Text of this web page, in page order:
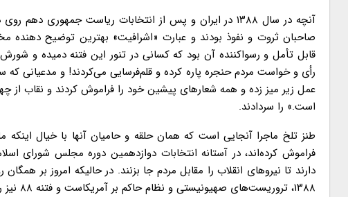
آنچه در سال ۱۳۸۸ در ایران و پس از انتخابات ریاست
صاحبان ثروت و نفوذ بودند و عبارت «اشرافیت» بهترین توضیح دهنده
رأی و خواست مردم حنجره پاره کرده و قلم‌فرسایی می‌کردند! و مدعیانی که
عمل زیر میز زده و همه شعارهای پیشین خود را فراموش کردند و نقاب از
است.» را سردادند.
فراموش کرده‌اند، در آستانه انتخابات دوازدهمین دوره مجلس
دارند تا نیروهای انقلاب را مقابل مردم جا بزنند. در حالیکه امروز بر
۱۳۸۸، تروریست‌های صهیونیستی و نظام حاکم بر آمریکاست و فتنه ۸۸ نیز ریشه‌ای آمریکایی صهیونیستی داشت.